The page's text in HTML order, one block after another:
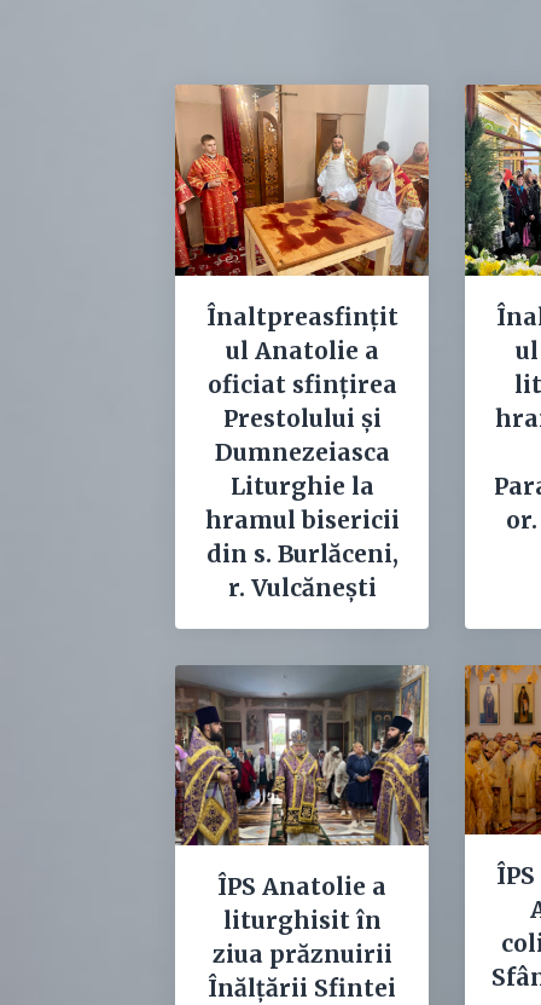
Înaltpreasfințit
ul Anatolie a
oficiat sfințirea
Prestolului și
Dumnezeiasca
Liturghie la
hramul bisericii
din s. Burlăceni,
r. Vulcănești
ÎPS Anatolie a
liturghisit în
ziua prăznuirii
Înălțării Sfintei